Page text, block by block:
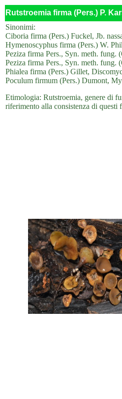
Rutstroemia firma (Pers.) P.
Sinonimi:
Ciboria firma (Pers.) Fuckel, Jb.
Hymenoscyphus firma (Pers.) W.
Peziza firma Pers., Syn. meth. fung.
Peziza firma Pers., Syn. meth. fung.
Phialea firma (Pers.) Gillet,
Poculum firmum (Pers.) Dumont,
Etimologia: Rutstroemia, genere di
riferimento alla consistenza di questi